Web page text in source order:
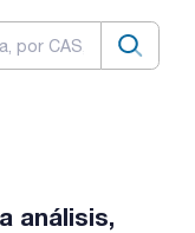
análisis,